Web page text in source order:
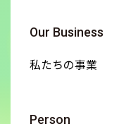
Our Business
私たちの事業
Person